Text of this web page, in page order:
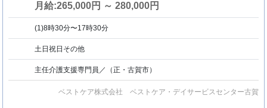
月給:265,000円 ～ 280,000円
(1)8時30分〜17時30分
土日祝日その他
主任介護支援専門員／（正・古賀市）
ベストケア株式会社 ベストケア・デイサービスセンター古賀